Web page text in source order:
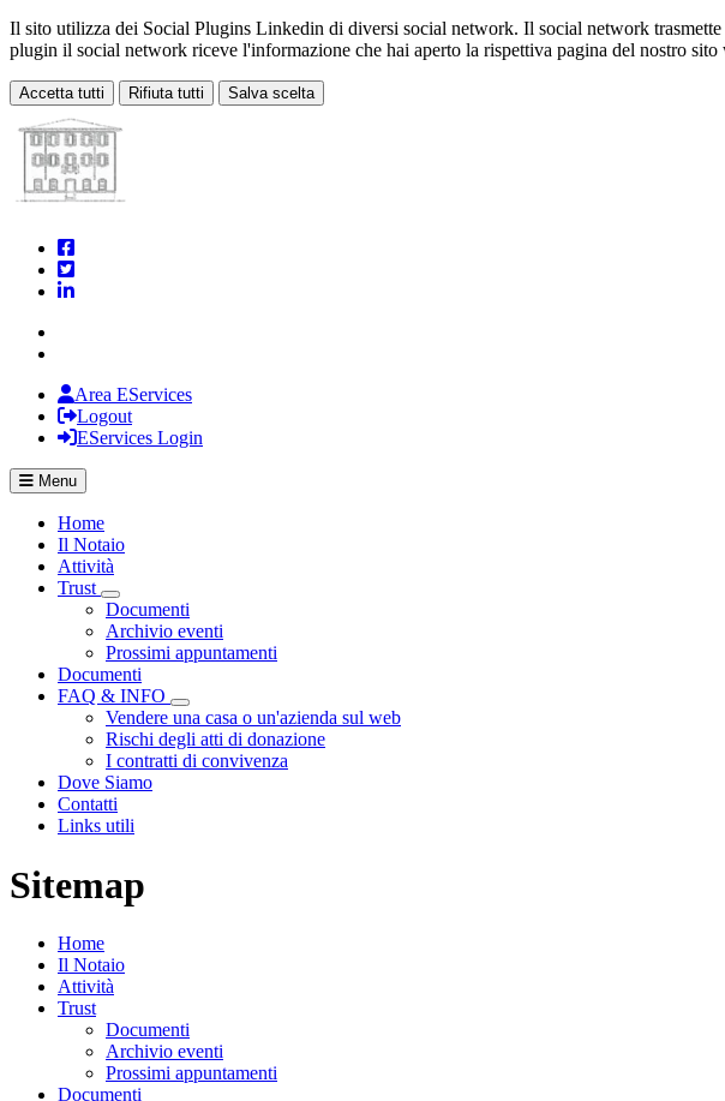
Il sito utilizza dei Social Plugins Linkedin di diversi social network. Il social network
plugin il social network riceve l'informazione che hai aperto la rispettiva pagina del nostro sito
Accetta tutti Rifiuta tutti Salva scelta
Loading...
Area EServices
Logout
EServices Login
Menu
Home
Il Notaio
Attività
Trust
Visualizza menù di secondo livello
Documenti
Archivio eventi
Prossimi appuntamenti
Documenti
FAQ & INFO
Visualizza menù di secondo livello
Vendere una casa o un'azienda sul web
Rischi degli atti di donazione
I contratti di convivenza
Dove Siamo
Contatti
Links utili
Sitemap
Home
Il Notaio
Attività
Trust
Documenti
Archivio eventi
Prossimi appuntamenti
Documenti